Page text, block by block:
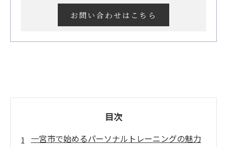
お問い合わせはこちら
目次
一宮市で始めるパーソナルトレーニングの魅力